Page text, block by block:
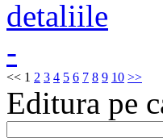
<< 1 2 3 4 5 6 7 8 9 10 >>
Editura pe